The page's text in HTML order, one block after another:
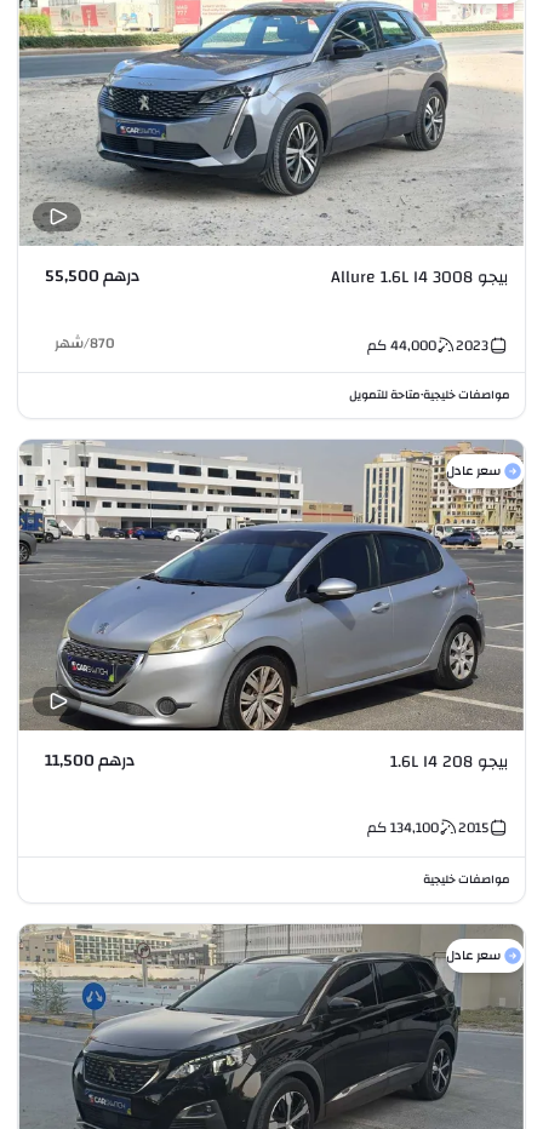
بيجو 3008 Allure 1.6L I4 درهم 55,500
2023
44,000كم 870
/شهر
مواصفات خليجية•متاحة للتمويل
سعر عادل
بيجو 208 1.6L I4 درهم 11,500
2015
134,100كم
مواصفات خليجية
سعر عادل